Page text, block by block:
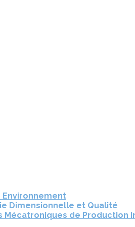
Environnement
Dimensionnelle et Qualité
Mécatroniques de Production